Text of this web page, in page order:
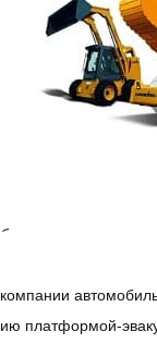
простаивающего
для перевозки
размера
услуги в том,
– 10-15
время, так как
автомобиль
платформой-